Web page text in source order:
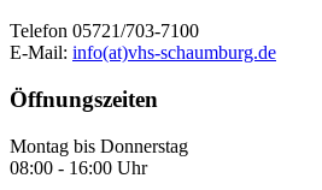
Telefon 05721/703-7100
E-Mail: info(at)vhs-schaumburg.de
Öffnungszeiten
Montag bis Donnerstag
08:00 - 16:00 Uhr